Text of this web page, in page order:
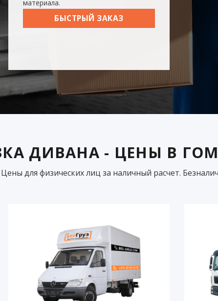
материала.
БЫСТРЫЙ ЗАКАЗ
ДИВАНА - ЦЕНЫ В
для физических лиц за наличный расчет.